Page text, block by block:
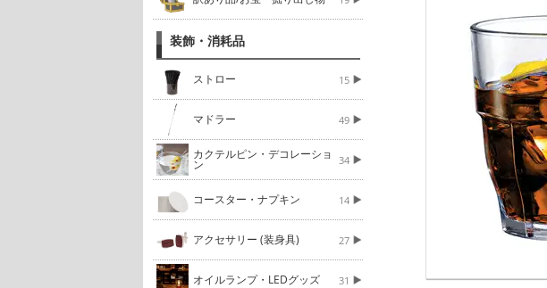
装飾・消耗品
ストロー 15
マドラー 49
カクテルピン・デコレーショ
ン 34
コースター・ナプキン 14
アクセサリー (装身具) 27
オイルランプ・LEDグッズ 31